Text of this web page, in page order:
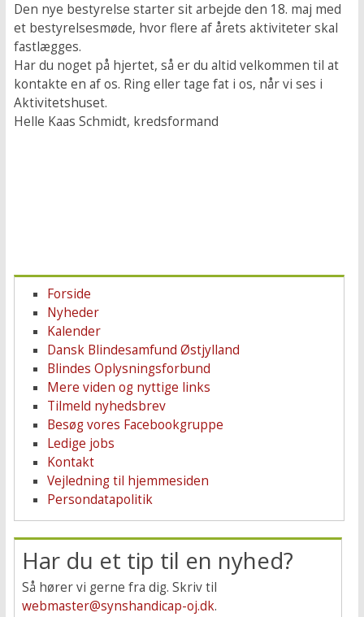
Den nye bestyrelse starter sit arbejde den 18. maj med
et bestyrelsesmøde, hvor flere af årets aktiviteter skal
fastlægges.
Har du noget på hjertet, så er du altid velkommen til at
kontakte en af os. Ring eller tage fat i os, når vi ses i
Aktivitetshuset.
Helle Kaas Schmidt, kredsformand
Forside
Nyheder
Kalender
Dansk Blindesamfund Østjylland
Blindes Oplysningsforbund
Mere viden og nyttige links
Tilmeld nyhedsbrev
Besøg vores Facebookgruppe
Ledige jobs
Kontakt
Vejledning til hjemmesiden
Persondatapolitik
Har du et tip til en nyhed?
Så hører vi gerne fra dig. Skriv til
webmaster@synshandicap-oj.dk.